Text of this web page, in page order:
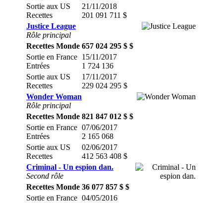
Sortie aux US
Recettes
21/11/2018
201 091 711 $
Justice League
Rôle principal
Recettes Monde 657 024 295 $ $
Sortie en France
Entrées
15/11/2017
1 724 136
Sortie aux US
Recettes
17/11/2017
229 024 295 $
Wonder Woman
Rôle principal
Recettes Monde 821 847 012 $ $
Sortie en France
Entrées
07/06/2017
2 165 068
Sortie aux US
Recettes
02/06/2017
412 563 408 $
Criminal - Un espion dan.
Second rôle
Recettes Monde 36 077 857 $ $
Sortie en France 04/05/2016